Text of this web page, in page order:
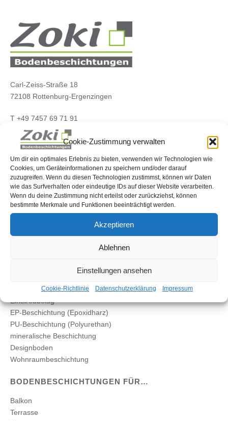
Cookie-Zustimmung verwalten
Um dir ein optimales Erlebnis zu bieten, verwenden wir Technologien wie
Cookies, um Geräteinformationen zu speichern und/oder darauf
zuzugreifen. Wenn du diesen Technologien zustimmst, können wir Daten
wie das Surfverhalten oder eindeutige IDs auf dieser Website verarbeiten.
Wenn du deine Zustimmung nicht erteilst oder zurückziehst, können
bestimmte Merkmale und Funktionen beeinträchtigt werden.
Akzeptieren
Ablehnen
Einstellungen ansehen
Cookie-Richtlinie Datenschutzerklärung Impressum
Carl-Zeiss-Straße 18
72108 Rottenburg-Ergenzingen
T +49 7457 69 71 91
F +49 7457 69 75 99
info@zoki-bodenbeschichtungen.de
www.zoki-bodenbeschichtungen.de
...finde uns auf Instagram ("zoranpaunovic96")
Treppenbeschichtung
Industrieböden
Einstreubelag
EP-Beschichtung (Epoxidharz)
PU-Beschichtung (Polyurethan)
mineralische Beschichtung
Designboden
Wohnraumbeschichtung
BODENBESCHICHTUNGEN FÜR…
Balkon
Terrasse